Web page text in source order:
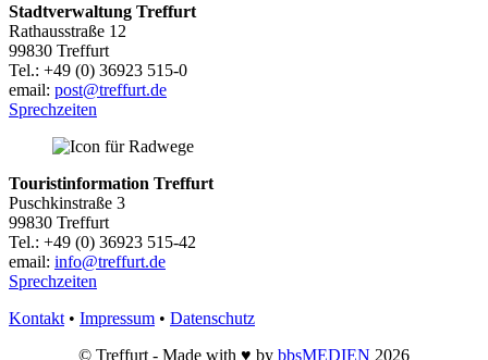
Stadtverwaltung Treffurt
Rathausstraße 12
99830 Treffurt
Tel.: +49 (0) 36923 515-0
email: post@treffurt.de
Sprechzeiten
Touristinformation Treffurt
Puschkinstraße 3
99830 Treffurt
Tel.: +49 (0) 36923 515-42
email: info@treffurt.de
Sprechzeiten
Kontakt • Impressum • Datenschutz
© Treffurt - Made with ♥ by bbsMEDIEN 2026